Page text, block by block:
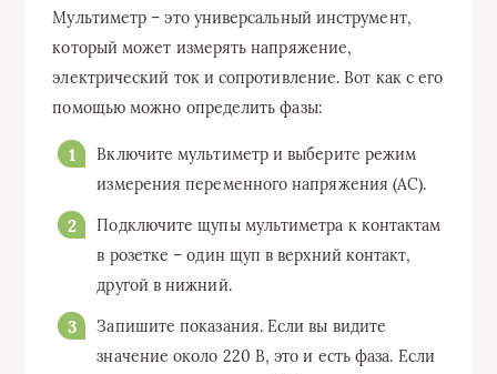
Мультиметр – это универсальный инструмент,
который может измерять напряжение,
электрический ток и сопротивление. Вот как с его
помощью можно определить фазы:
Включите мультиметр и выберите режим
измерения переменного напряжения (AC).
Подключите щупы мультиметра к контактам
в розетке – один щуп в верхний контакт,
другой в нижний.
Запишите показания. Если вы видите
значение около 220 В, это и есть фаза. Если